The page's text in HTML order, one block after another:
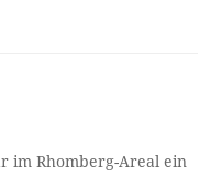
im Rhomberg-Areal ein